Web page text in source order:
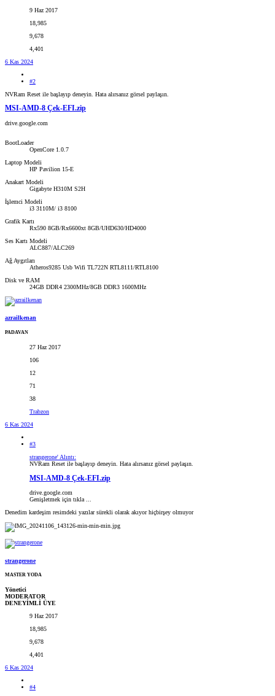
9 Haz 2017
18,985
9,678
4,401
6 Kas 2024
#2
NVRam Reset ile başlayıp deneyin. Hata alırsanız görsel paylaşın.
MSI-AMD-8 Çek-EFI.zip
drive.google.com
BootLoader
OpenCore 1.0.7
Laptop Modeli
HP Pavilion 15-E
Anakart Modeli
Gigabyte H310M S2H
İşlemci Modeli
i3 3110M/ i3 8100
Grafik Kartı
Rx590 8GB/Rx6600xt 8GB/UHD630/HD4000
Ses Kartı Modeli
ALC887/ALC269
Ağ Aygıtları
Atheros9285 Usb Wifi TL722N RTL8111/RTL8100
Disk ve RAM
24GB DDR4 2300MHz/8GB DDR3 1600MHz
azrailkenan
PADAVAN
27 Haz 2017
106
12
71
38
Trabzon
6 Kas 2024
#3
strangerone' Alıntı:
NVRam Reset ile başlayıp deneyin. Hata alırsanız görsel paylaşın.
MSI-AMD-8 Çek-EFI.zip
drive.google.com
Genişletmek için tıkla ...
Denedim kardeşim resimdeki yazılar sürekli olarak akıyor hiçbirşey olmuyor
strangerone
MASTER YODA
Yönetici
MODERATOR
DENEYİMLİ ÜYE
9 Haz 2017
18,985
9,678
4,401
6 Kas 2024
#4